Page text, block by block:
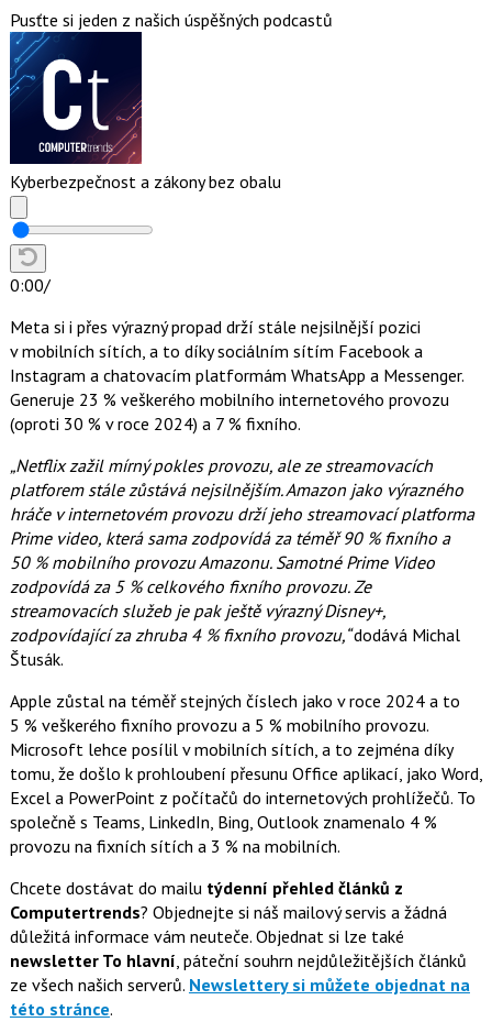
Pusťte si jeden z našich úspěšných podcastů
Kyberbezpečnost a zákony bez obalu
0:00/
Meta si i přes výrazný propad drží stále nejsilnější pozici
v mobilních sítích, a to díky sociálním sítím Facebook a
Instagram a chatovacím platformám WhatsApp a Messenger.
Generuje 23 % veškerého mobilního internetového provozu
(oproti 30 % v roce 2024) a 7 % fixního.
„Netflix zažil mírný pokles provozu, ale ze streamovacích
platforem stále zůstává nejsilnějším. Amazon jako výrazného
hráče v internetovém provozu drží jeho streamovací platforma
Prime video, která sama zodpovídá za téměř 90 % fixního a
50 % mobilního provozu Amazonu. Samotné Prime Video
zodpovídá za 5 % celkového fixního provozu. Ze
streamovacích služeb je pak ještě výrazný Disney+,
zodpovídající za zhruba 4 % fixního provozu,“dodává Michal
Štusák.
Apple zůstal na téměř stejných číslech jako v roce 2024 a to
5 % veškerého fixního provozu a 5 % mobilního provozu.
Microsoft lehce posílil v mobilních sítích, a to zejména díky
tomu, že došlo k prohloubení přesunu Office aplikací, jako Word,
Excel a PowerPoint z počítačů do internetových prohlížečů. To
společně s Teams, LinkedIn, Bing, Outlook znamenalo 4 %
provozu na fixních sítích a 3 % na mobilních.
Chcete dostávat do mailu týdenní přehled článků z
Computertrends? Objednejte si náš mailový servis a žádná
důležitá informace vám neuteče. Objednat si lze také
newsletter To hlavní, páteční souhrn nejdůležitějších článků
ze všech našich serverů. Newslettery si můžete objednat na
této stránce.